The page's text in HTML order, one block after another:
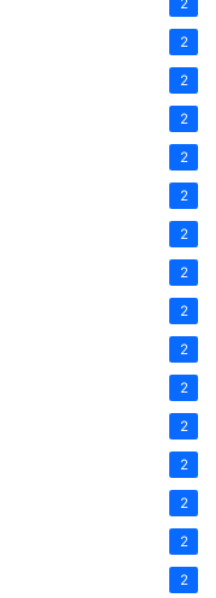
2
2
2
2
2
2
2
2
2
2
2
2
2
2
2
2